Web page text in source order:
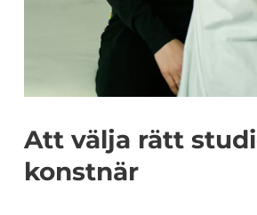
Att välja rätt
konstnär